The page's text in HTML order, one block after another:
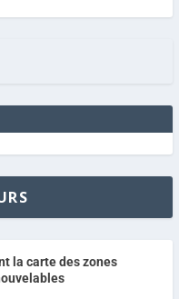
la carte des zones